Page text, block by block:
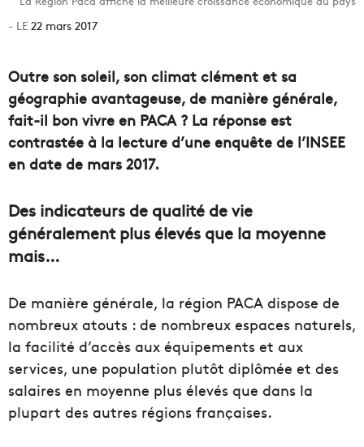
22 mars 2017
Outre son soleil, son climat clément et sa
géographie avantageuse, de manière générale,
fait-il bon vivre en PACA ? La réponse est
contrastée à la lecture d’une enquête de l’INSEE
en date de mars 2017.
Des indicateurs de qualité de vie
généralement plus élevés que la moyenne
mais…
De manière générale, la région PACA dispose de
nombreux atouts : de nombreux espaces naturels,
la facilité d’accès aux équipements et aux
services, une population plutôt diplômée et des
salaires en moyenne plus élevés que dans la
plupart des autres régions françaises.